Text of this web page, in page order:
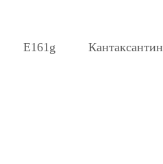
Е161g Кантаксантин